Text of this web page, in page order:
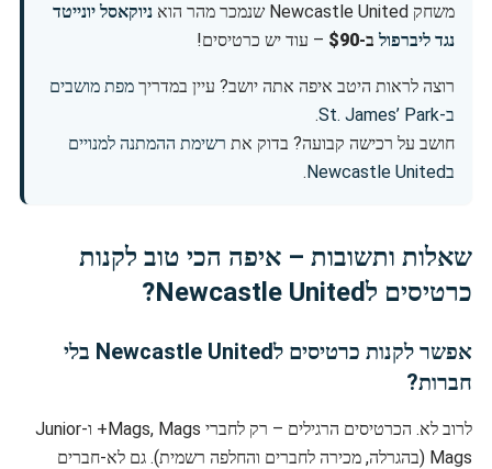
משחק Newcastle United שנמכר מהר הוא
ניוקאסל יונייטד
נגד ליברפול ב-$90 – עוד יש כרטיסים!
רוצה לראות היטב איפה אתה יושב? עיין במדריך מפת מושבים
ב-St. James’ Park
.
חושב על רכישה קבועה? בדוק את רשימת ההמתנה למנויים
בNewcastle United
.
שאלות ותשובות – איפה הכי טוב לקנות
כרטיסים לNewcastle United?
אפשר לקנות כרטיסים לNewcastle United בלי
חברות?
לרוב לא. הכרטיסים הרגילים – רק לחברי Mags, Mags+ ו-Junior
Mags (בהגרלה, מכירה לחברים והחלפה רשמית). גם לא-חברים